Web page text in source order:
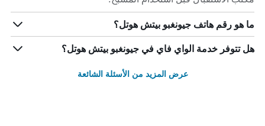
ما هو رقم هاتف جيونغبو بيتش هوتل؟
هل تتوفر خدمة الواي فاي في جيونغبو بيتش هوتل؟
عرض المزيد من الأسئلة الشائعة